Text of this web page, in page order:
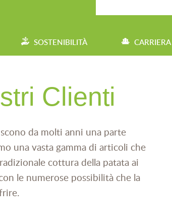
SOSTENIBILITÀ CARRIERA
Clienti
da molti anni una parte
una vasta gamma di articoli che
cottura della patata ai
le numerose possibilità che la